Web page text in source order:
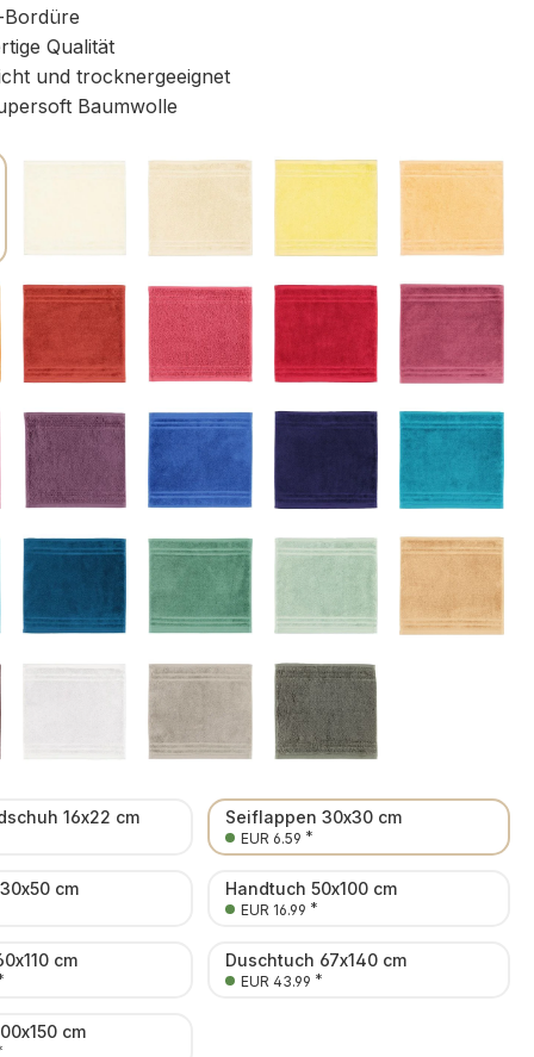
Qualität
und trocknergeeignet
Baumwolle
16x22 cm Seiflappen 30x30 cm
EUR 6.59 *
cm Handtuch 50x100 cm
EUR 16.99 *
cm Duschtuch 67x140 cm
EUR 43.99 *
cm